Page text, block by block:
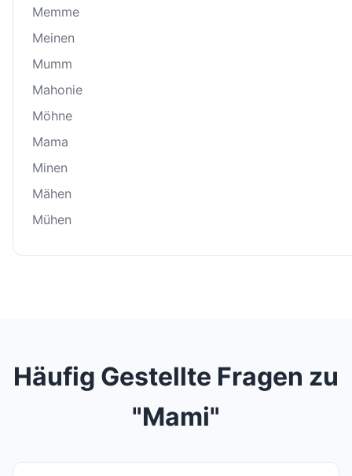
Memme
Meinen
Mumm
Mahonie
Möhne
Mama
Minen
Mähen
Mühen
Häufig Gestellte Fragen zu
"Mami"